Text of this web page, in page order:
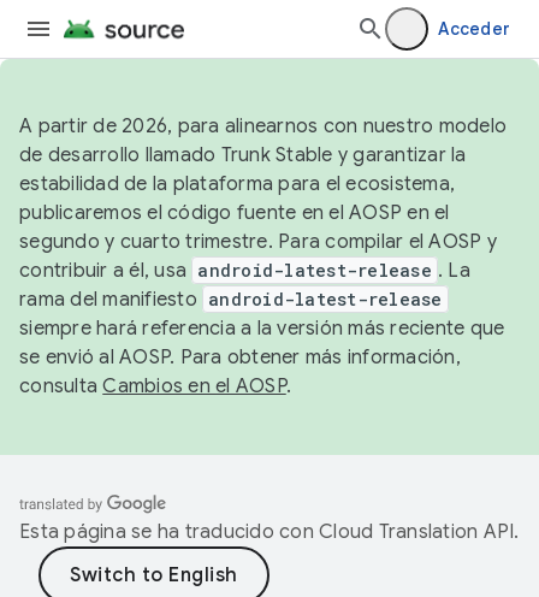
Acceder
A partir de 2026, para alinearnos con nuestro modelo
de desarrollo llamado Trunk Stable y garantizar la
estabilidad de la plataforma para el ecosistema,
publicaremos el código fuente en el AOSP en el
segundo y cuarto trimestre. Para compilar el AOSP y
contribuir a él, usa android-latest-release . La
rama del manifiesto android-latest-release
siempre hará referencia a la versión más reciente que
se envió al AOSP. Para obtener más información,
consultaCambios en el AOSP.
Esta página se ha traducido con Cloud Translation API.